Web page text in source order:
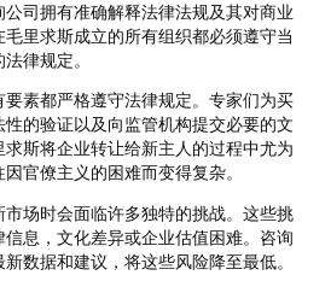
司拥有准确解释法律法规及其对商业
里求斯成立的所有组织都必须遵守当
律规定。
素都严格遵守法律规定。专家们为买
的验证以及向监管机构提交必要的文
斯将企业转让给新主人的过程中尤为
官僚主义的困难而变得复杂。
场时会面临许多独特的挑战。这些挑
息，文化差异或企业估值困难。咨询
数据和建议，将这些风险降至最低。